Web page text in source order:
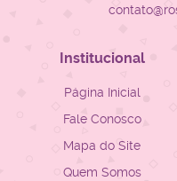
Institucional
Página Inicial
Fale Conosco
Mapa do Site
Quem Somos